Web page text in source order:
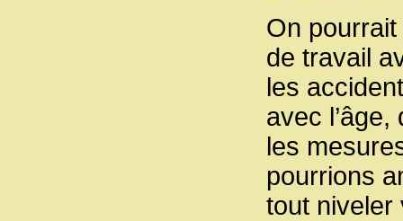
On
de travail
les
avec
les
pourrions
tout niveler